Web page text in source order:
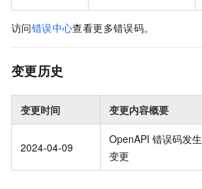
访问错误中心查看更多错误码。
变更历史
变更时间 变更内容概要
2024-04-09
OpenAPI 错误码发生
变更